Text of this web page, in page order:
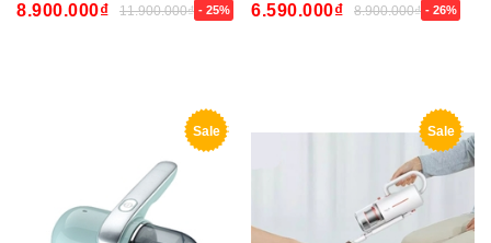
8.900.000₫ 11.900.000₫ - 25% 6.590.000₫ 8.900.000₫ - 26%
Sale Sale